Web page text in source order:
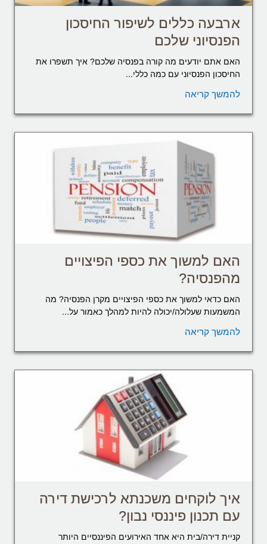
ארבעה כללים לשיפור החיסכון
הפנסיוני שלכם
האם אתם יודעים מה קורה בפנסיה שלכם? איך תשפרו את
החיסכון הפנסיוני עם כמה כללי...
להמשך קריאה
האם למשוך את כספי הפיצויים
מהפנסיה?
האם כדאי למשוך את כספי הפיצויים מקרן הפנסיה? מה
המשמעות שעלולה/יכולה להיות למהלך כאמור על...
להמשך קריאה
איך לוקחים משכנתא לרכישת דירה
עם תכנון פיננסי נבון?
קניית דירה/בית היא אחד האירועים הפיננסיים היותר